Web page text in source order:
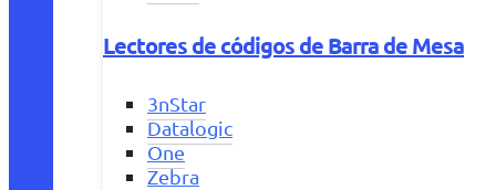
Lectores de códigos de Barra de Mesa
3nStar
Datalogic
One
Zebra